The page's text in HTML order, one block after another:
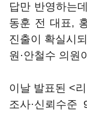
답만 반영하는
동훈 전 대표,
진출이 확실시
원·안철수 의원
이날 발표된 <
조사·신뢰수준